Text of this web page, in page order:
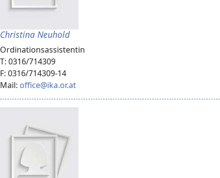
Christina Neuhold
Ordinationsassistentin
T: 0316/714309
F: 0316/714309-14
Mail: office@ika.or.at